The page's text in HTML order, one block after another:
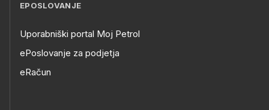
EPOSLOVANJE
Uporabniški portal Moj Petrol
ePoslovanje za podjetja
eRačun